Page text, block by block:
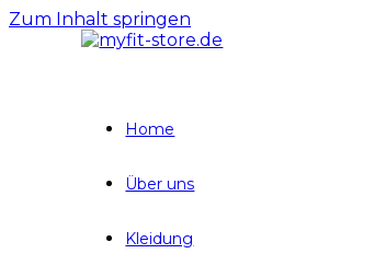
Zum Inhalt springen
Home
Über uns
Kleidung